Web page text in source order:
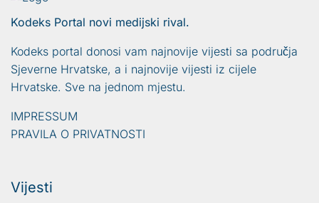
Kodeks Portal novi medijski rival.
Kodeks portal donosi vam najnovije vijesti sa područja
Sjeverne Hrvatske, a i najnovije vijesti iz cijele
Hrvatske. Sve na jednom mjestu.
IMPRESSUM
PRAVILA O PRIVATNOSTI
Vijesti